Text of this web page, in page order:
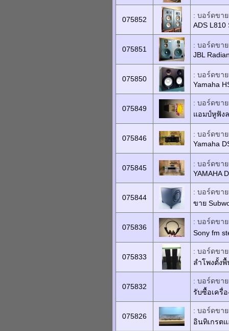
075852
: บอร์ดขาย
ADS L810
075851
: บอร์ดขาย
JBL
075850
: บอร์ดขาย
Yamaha
075849
: บอร์ดขาย
แอมป์หูฟัง
075846
: บอร์ดขาย
Yamaha
075845
: บอร์ดขาย
YAMAHA
075844
: บอร์ดขาย
ขาย
075836
: บอร์ดขาย
Sony fm
075833
: บอร์ดขาย
ลำโพงตั้งพื้
075832
: บอร์ดขาย
รับซื้อเครื่อ
075826
: บอร์ดขาย
อินทิเกรต